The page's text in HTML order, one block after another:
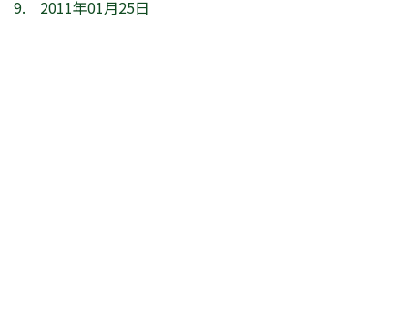
9. 2011年01月25日